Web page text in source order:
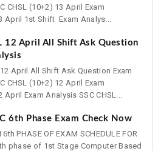
CHSL (10+2) 13 April Exam
April 1st Shift Exam Analys...
12 April All Shift Ask Question
12 April All Shift Ask Question Exam
CHSL (10+2) 12 April Exam
Exam Analysis SSC CHSL...
6th Phase Exam Check Now
6th PHASE OF EXAM SCHEDULE FOR
phase of 1st Stage Computer Based